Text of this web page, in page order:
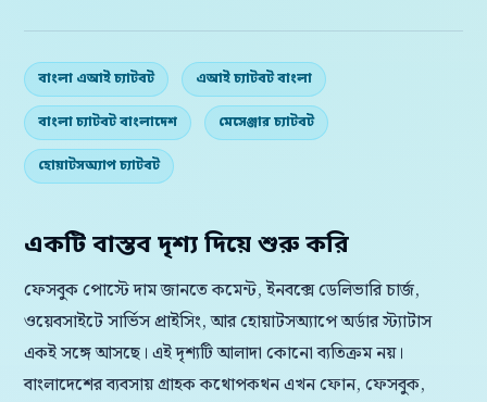
বাংলা এআই চ্যাটবট এআই চ্যাটবট বাংলা
বাংলা চ্যাটবট বাংলাদেশ মেসেঞ্জার চ্যাটবট
হোয়াটসঅ্যাপ চ্যাটবট
একটি বাস্তব দৃশ্য দিয়ে শুরু করি
ফেসবুক পোস্টে দাম জানতে কমেন্ট, ইনবক্সে ডেলিভারি চার্জ,
ওয়েবসাইটে সার্ভিস প্রাইসিং, আর হোয়াটসঅ্যাপে অর্ডার স্ট্যাটাস
একই সঙ্গে আসছে। এই দৃশ্যটি আলাদা কোনো ব্যতিক্রম নয়।
বাংলাদেশের ব্যবসায় গ্রাহক কথোপকথন এখন ফোন, ফেসবুক,